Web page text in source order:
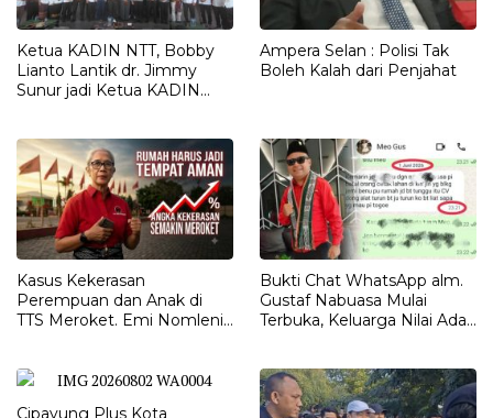
Ketua KADIN NTT, Bobby
Lianto Lantik dr. Jimmy
Sunur jadi Ketua KADIN
Ampera Selan : Polisi Tak
Boleh Kalah dari Penjahat
Kasus Kekerasan
Perempuan dan Anak di
TTS Meroket. Emi Nomleni :
Bukti Chat WhatsApp alm.
Gustaf Nabuasa Mulai
Terbuka, Keluarga Nilai Ada
Cipayung Plus Kota